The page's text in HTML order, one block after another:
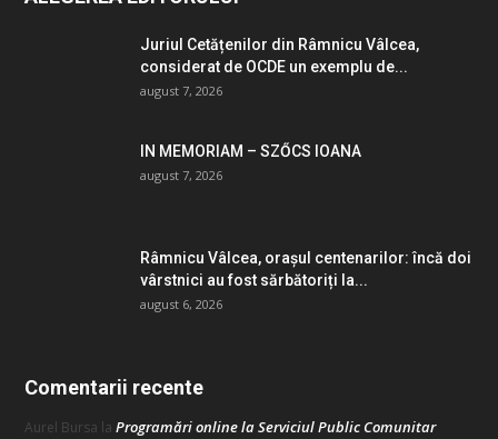
Juriul Cetățenilor din Râmnicu Vâlcea,
considerat de OCDE un exemplu de...
august 7, 2026
IN MEMORIAM – SZŐCS IOANA
august 7, 2026
Râmnicu Vâlcea, orașul centenarilor: încă doi
vârstnici au fost sărbătoriți la...
august 6, 2026
Comentarii recente
Aurel Bursa la Programări online la Serviciul Public Comunitar